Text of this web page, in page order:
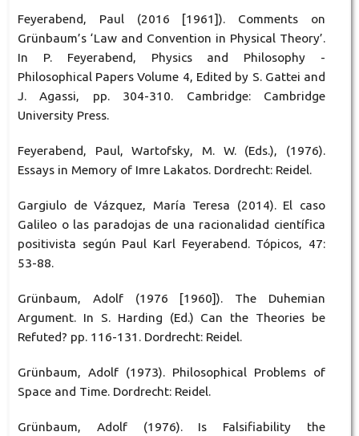
Feyerabend, Paul (2016 [1961]). Comments on
Grünbaum’s ‘Law and Convention in Physical Theory’.
In P. Feyerabend, Physics and Philosophy -
Philosophical Papers Volume 4, Edited by S. Gattei and
J. Agassi, pp. 304-310. Cambridge: Cambridge
University Press.
Feyerabend, Paul, Wartofsky, M. W. (Eds.), (1976).
Essays in Memory of Imre Lakatos. Dordrecht: Reidel.
Gargiulo de Vázquez, María Teresa (2014). El caso
Galileo o las paradojas de una racionalidad científica
positivista según Paul Karl Feyerabend. Tópicos, 47:
53-88.
Grünbaum, Adolf (1976 [1960]). The Duhemian
Argument. In S. Harding (Ed.) Can the Theories be
Refuted? pp. 116-131. Dordrecht: Reidel.
Grünbaum, Adolf (1973). Philosophical Problems of
Space and Time. Dordrecht: Reidel.
Grünbaum, Adolf (1976). Is Falsifiability the